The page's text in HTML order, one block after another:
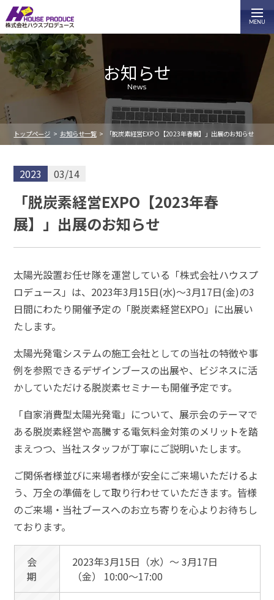
お知らせ
News
トップページ お知らせ一覧 「脱炭素経営EXPO【2023年春展】」出展のお知らせ
2023 03/14
「脱炭素経営EXPO【2023年春
展】」出展のお知らせ
太陽光設置お任せ隊を運営している「株式会社ハウスプ
ロデュース」は、2023年3月15日(水)〜3月17日(金)の3
日間にわたり開催予定の「脱炭素経営EXPO」に出展い
たします。
太陽光発電システムの施工会社としての当社の特徴や事
例を参照できるデザインブースの出展や、ビジネスに活
かしていただける脱炭素セミナーも開催予定です。
「自家消費型太陽光発電」について、展示会のテーマで
ある脱炭素経営や高騰する電気料金対策のメリットを踏
まえつつ、当社スタッフが丁寧にご説明いたします。
ご関係者様並びに来場者様が安全にご来場いただけるよ
う、万全の準備をして取り行わせていただきます。皆様
のご来場・当社ブースへのお立ち寄りを心よりお待ちし
ております。
会
期
2023年3月15日（水）〜 3月17日
（金） 10:00〜17:00